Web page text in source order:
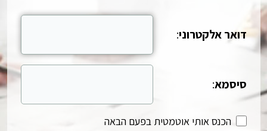
דואר אלקטרוני:
סיסמא:
הכנס אותי אוטמטית בפעם הבאה